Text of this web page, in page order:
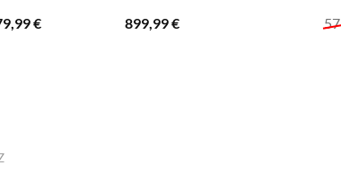
€Aktueller
899,99€